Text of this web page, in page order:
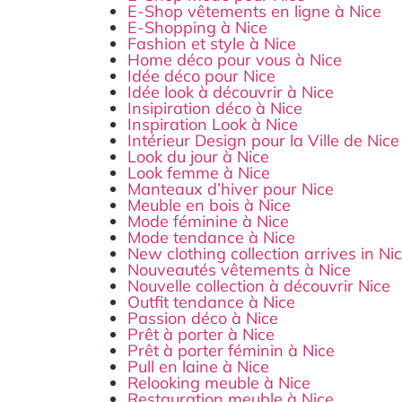
E-Shop vêtements en ligne à Nice
E-Shopping à Nice
Fashion et style à Nice
Home déco pour vous à Nice
Idée déco pour Nice
Idée look à découvrir à Nice
Insipiration déco à Nice
Inspiration Look à Nice
Intérieur Design pour la Ville de Nice
Look du jour à Nice
Look femme à Nice
Manteaux d’hiver pour Nice
Meuble en bois à Nice
Mode féminine à Nice
Mode tendance à Nice
New clothing collection arrives in
Nouveautés vêtements à Nice
Nouvelle collection à découvrir Nice
Outfit tendance à Nice
Passion déco à Nice
Prêt à porter à Nice
Prêt à porter féminin à Nice
Pull en laine à Nice
Relooking meuble à Nice